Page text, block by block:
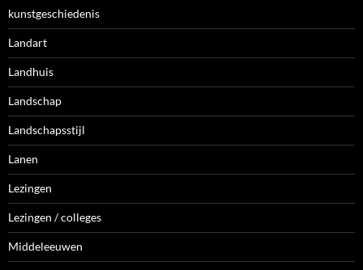
kunstgeschiedenis
Landart
Landhuis
Landschap
Landschapsstijl
Lanen
Lezingen
Lezingen / colleges
Middeleeuwen